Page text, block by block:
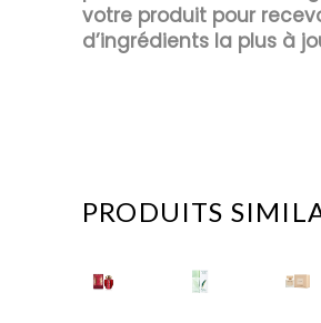
votre produit pour
d’ingrédients la plus à
PRODUITS